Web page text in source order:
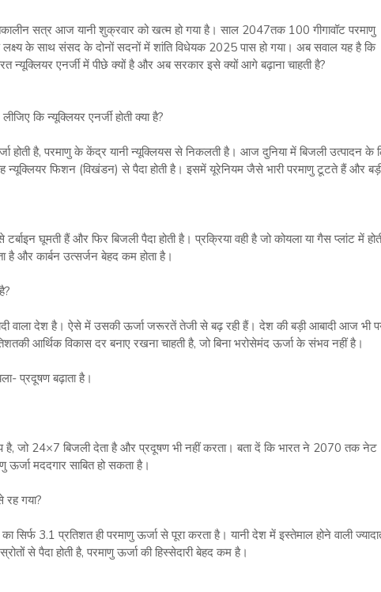
सत्र आज यानी शुक्रवार को खत्म हो गया है। साल 2047तक 100 गीगावॉट परमाणु
के साथ संसद के दोनों सदनों में शांति विधेयक 2025 पास हो गया। अब सवाल यह है कि
न्यूक्लियर एनर्जी में पीछे क्यों है और अब सरकार इसे क्यों आगे बढ़ाना चाहती है?
कि न्यूक्लियर एनर्जी होती क्या है?
होती है, परमाणु के केंद्र यानी न्यूक्लियस से निकलती है। आज दुनिया में बिजली उत्पादन के
न्यूक्लियर फिशन (विखंडन) से पैदा होती है। इसमें यूरेनियम जैसे भारी परमाणु टूटते हैं और
घूमती हैं और फिर बिजली पैदा होती है। प्रक्रिया वही है जो कोयला या गैस प्लांट में
है और कार्बन उत्सर्जन बेहद कम होता है।
वाला देश है। ऐसे में उसकी ऊर्जा जरूरतें तेजी से बढ़ रही हैं। देश की बड़ी आबादी आज भी
आर्थिक विकास दर बनाए रखना चाहती है, जो बिना भरोसेमंद ऊर्जा के संभव नहीं है।
प्रदूषण बढ़ाता है।
है, जो 24×7 बिजली देता है और प्रदूषण भी नहीं करता। बता दें कि भारत ने 2070 तक नेट
ऊर्जा मददगार साबित हो सकता है।
रह गया?
सिर्फ 3.1 प्रतिशत ही परमाणु ऊर्जा से पूरा करता है। यानी देश में इस्तेमाल होने वाली
से पैदा होती है, परमाणु ऊर्जा की हिस्सेदारी बेहद कम है।